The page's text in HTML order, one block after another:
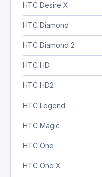
HTC Desire X
HTC Diamond
HTC Diamond 2
HTC HD
HTC HD2
HTC Legend
HTC Magic
HTC One
HTC One X